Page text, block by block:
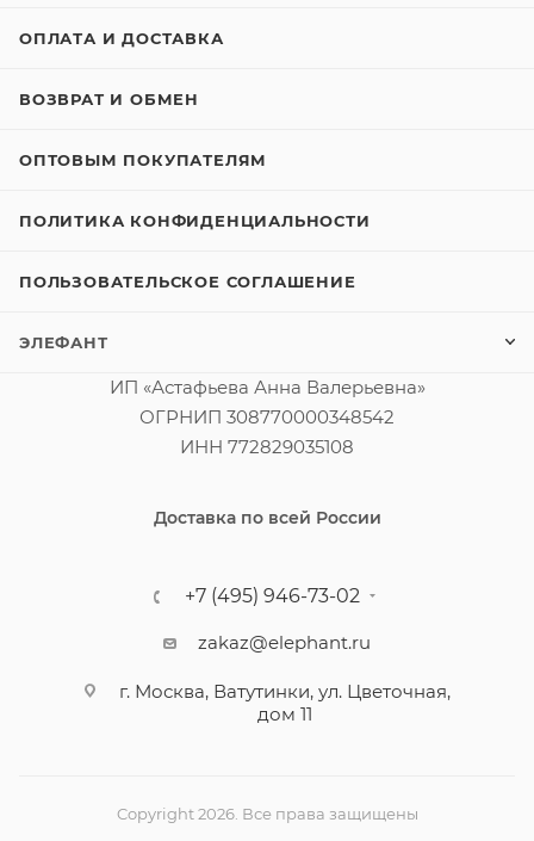
ОПЛАТА И ДОСТАВКА
ВОЗВРАТ И ОБМЕН
ОПТОВЫМ ПОКУПАТЕЛЯМ
ПОЛИТИКА КОНФИДЕНЦИАЛЬНОСТИ
ПОЛЬЗОВАТЕЛЬСКОЕ СОГЛАШЕНИЕ
ЭЛЕФАНТ
ИП «Астафьева Анна Валерьевна»
ОГРНИП 308770000348542
ИНН 772829035108
Доставка по всей России
+7 (495) 946-73-02
zakaz@elephant.ru
г. Москва, Ватутинки, ул. Цветочная,
дом 11
Copyright 2026. Все права защищены